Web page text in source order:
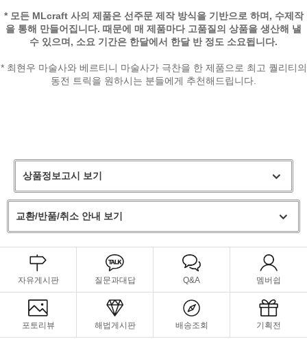
* 모든 MLcraft 사의 제품은 선주문 제작 방식을 기반으로 하며, 수제작
을 통해 만들어집니다. 때문에 매 제품마다 고품질의 상품을 생산해 낼
수 있으며, 소요 기간은 한달에서 한달 반 정도 소요됩니다.
* 최현우 마술사와 베르티니 마술사가 극찬을 한 제품으로 최고 퀄리티의
동전 트릭을 원하시는 분들에게 추천해드립니다.
상품정보고시 보기
교환/반품/취소 안내 보기
자유게시판 질문과대답 Q&A 멤버쉽
포토리뷰 해법게시판 배송조회 기획전